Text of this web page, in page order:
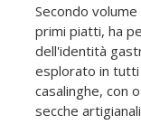
Secondo
primi piatti, ha
dell'identità
esplorato in
casalinghe, con
secche